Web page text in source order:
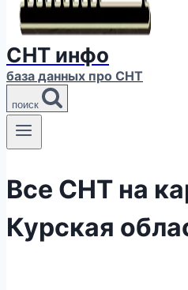
СНТ инфо
база данных про СНТ
поиск
Все СНТ на
Курская